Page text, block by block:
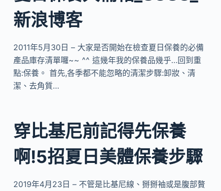
新浪博客
2011年5月30日 – 大家是否開始在檢查夏日保養的必備
產品庫存清單囉~~ ^^ 這幾年我的保養品幾乎…回到重
點:保養。 首先,各季都不能忽略的清潔步驟:卸妝、清
潔、去角質…
穿比基尼前記得先保養
啊!5招夏日美體保養步驟
2019年4月23日 – 不管是比基尼線、掰掰袖或是腹部贅